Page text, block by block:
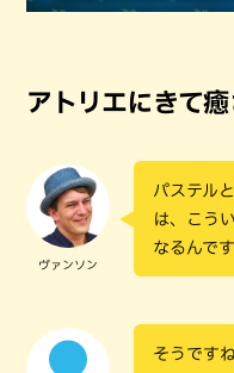
アトリエにきて
ヴァンソン
パステル
は、こう
なるんで
そうです